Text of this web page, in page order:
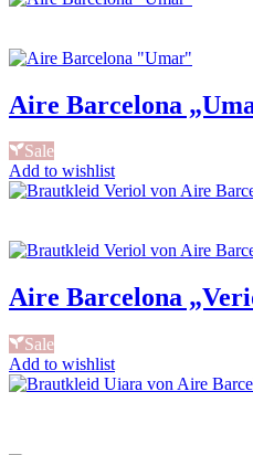
Aire Barcelona
Sale
Add to wishlist
Aire Barcelona
Sale
Add to wishlist